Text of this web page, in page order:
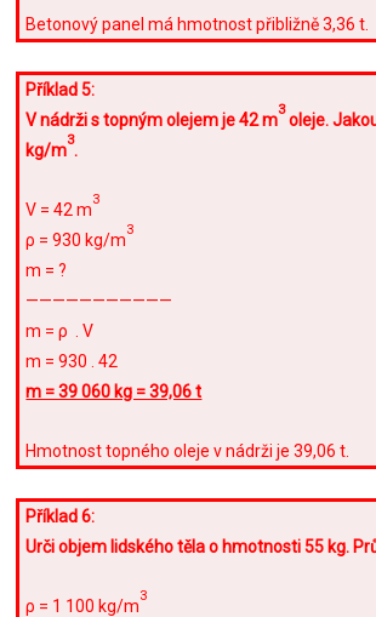
Betonový panel má hmotnost přibližně 3,36 t.
Příklad 5:
V nádrži s topným olejem je 42 m
3
oleje.
kg/m
3
.
V = 42 m
3
ρ = 930 kg/m
3
m = ?
———————————
m = ρ . V
m = 930 . 42
m = 39 060 kg = 39,06 t
Hmotnost topného oleje v nádrži je 39,06 t.
Příklad 6:
Urči objem lidského těla o hmotnosti 55 kg.
ρ = 1 100 kg/m
3